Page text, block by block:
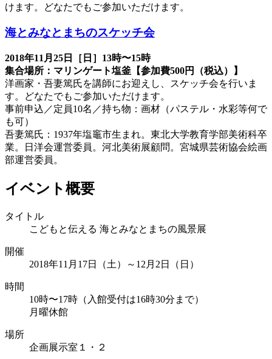
けます。どなたでもご参加いただけます。
海とみなとまちのスケッチ会
2018年11月25日［日］13時〜15時
集合場所：マリンゲート塩釜【参加費500円（税込）】
洋画家・吾妻篤氏を講師にお迎えし、スケッチ会を行いま
す。どなたでもご参加いただけます。
事前申込／定員10名／持ち物：画材（パステル・水彩等何で
も可）
吾妻篤氏：1937年塩竈市生まれ。東北大学教育学部美術科卒
業。日洋会運営委員。河北美術展顧問。宮城県芸術協会絵画
部運営委員。
イベント概要
タイトル
こどもと伝える 海とみなとまちの風景展
開催
2018年11月17日（土）～12月2日（日）
時間
10時〜17時（入館受付は16時30分まで）
月曜休館
場所
企画展示室１・２